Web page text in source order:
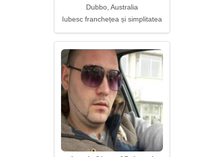
Dubbo, Australia
Iubesc franchețea și simplitatea